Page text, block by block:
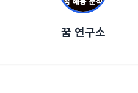
꿈 연구소